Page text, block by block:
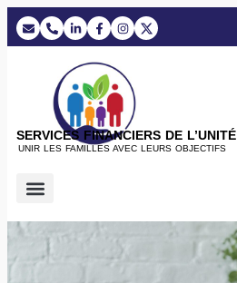
SERVICES FINANCIERS DE L’UNITÉ
UNIR LES FAMILLES AVEC LEURS OBJECTIFS